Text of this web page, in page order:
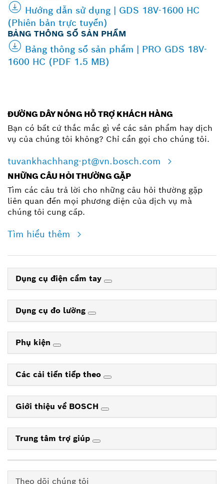
Hướng dẫn sử dụng | GDS 18V-1600 HC
(Phiên bản trực tuyến)
BẢNG THÔNG SỐ SẢN PHẨM
Bảng thông số sản phẩm | PRO GDS 18V-
1600 HC (PDF 1.5 MB)
ĐƯỜNG DÂY NÓNG HỖ TRỢ KHÁCH HÀNG
Bạn có bất cứ thắc mắc gì về các sản phẩm hay dịch
vụ của chúng tôi không? Chỉ cần gọi cho chúng tôi.
tuvankhachhang-pt@vn.bosch.com
NHỮNG CÂU HỎI THƯỜNG GẶP
Tìm các câu trả lời cho những câu hỏi thường gặp
liên quan đến mọi phương diện của dịch vụ mà
chúng tôi cung cấp.
Tìm hiểu thêm
Dụng cụ điện cầm tay
Dụng cụ đo lường
Phụ kiện
Các cải tiến tiếp theo
Giới thiệu về BOSCH
Trung tâm trợ giúp
Theo dõi chúng tôi